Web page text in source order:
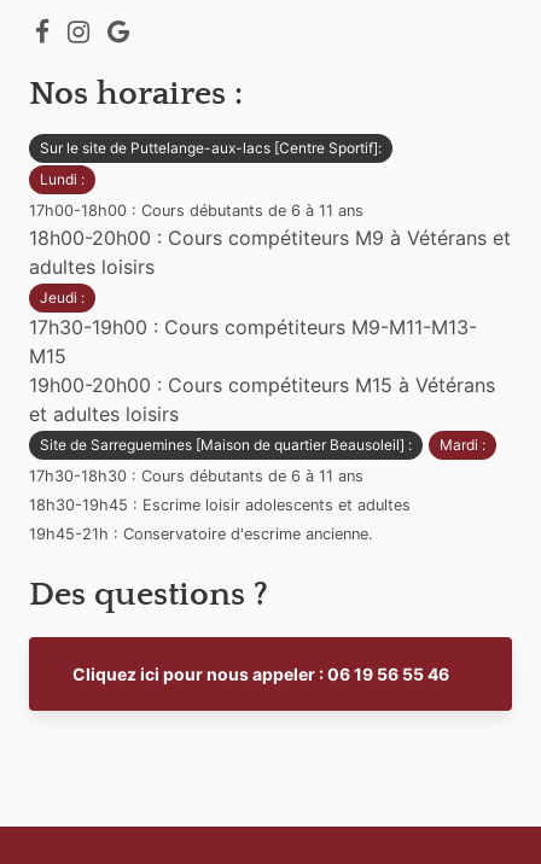
Nos horaires :
Sur le site de Puttelange-aux-lacs [Centre Sportif]:
Lundi :
17h00-18h00 : Cours débutants de 6 à 11 ans
18h00-20h00 : Cours compétiteurs M9 à Vétérans et
adultes loisirs
Jeudi :
17h30-19h00 : Cours compétiteurs M9-M11-M13-
M15
19h00-20h00 : Cours compétiteurs M15 à Vétérans
et adultes loisirs
Site de Sarreguemines [Maison de quartier Beausoleil] :
Mardi :
17h30-18h30 : Cours débutants de 6 à 11 ans
18h30-19h45 : Escrime loisir adolescents et adultes
19h45-21h : Conservatoire d'escrime ancienne.
Des questions ?
Cliquez ici pour nous appeler : 06 19 56 55 46